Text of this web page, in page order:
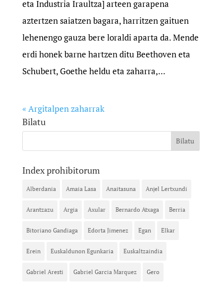
eta Industria Iraultza] arteen garapena
aztertzen saiatzen bagara, harritzen gaituen
lehenengo gauza bere loraldi aparta da. Mende
erdi honek barne hartzen ditu Beethoven eta
Schubert, Goethe heldu eta zaharra,...
« Argitalpen zaharrak
Bilatu
Index prohibitorum
Alberdania Amaia Lasa Anaitasuna Anjel Lertxundi
Arantzazu Argia Axular Bernardo Atxaga Berria
Bitoriano Gandiaga Edorta Jimenez Egan Elkar
Erein Euskaldunon Egunkaria Euskaltzaindia
Gabriel Aresti Gabriel Garcia Marquez Gero